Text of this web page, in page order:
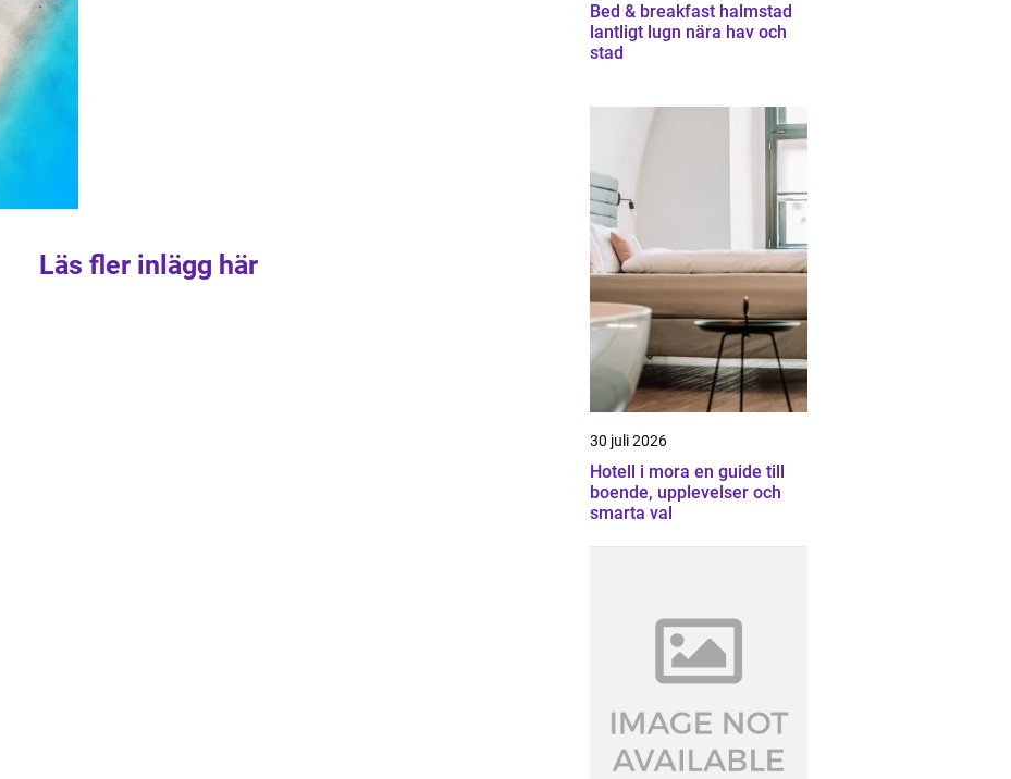
Läs fler inlägg här
Bed & breakfast halmstad
lantligt lugn nära hav och
stad
30 juli 2026
Hotell i mora en guide till
boende, upplevelser och
smarta val